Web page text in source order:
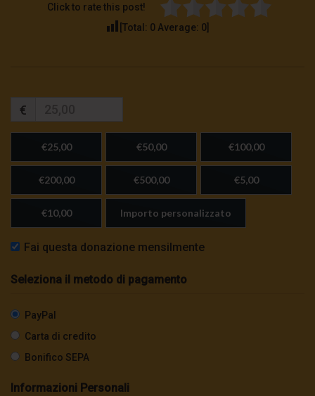
Click to rate this post!
[Total: 0 Average: 0
€
€25,00 €50,00 €100,00
€200,00 €500,00 €5,00
€10,00 Importo personalizzato
Fai questa donazione mensilmente
Seleziona il metodo di pagamento
PayPal
Carta di credito
Bonifico SEPA
Informazioni Personali